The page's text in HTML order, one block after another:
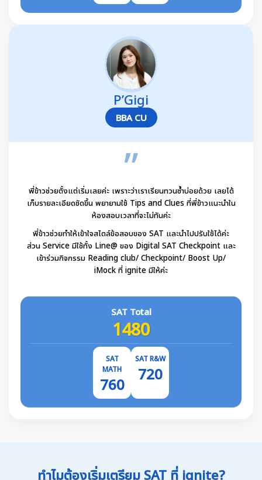
P’Gigi
BBA CU
”
พี่ข้าวช่วยตั้งแต่เริ่มเลยค่ะ เพราะว่าเราเรียนทวนซ้ำบ่อยด้วย เลยได้
เก็บรายละเอียดชัดขึ้น พยายามใช้ Tips and Clues ที่พี่ข้าวแนะนำใน
ห้องสอบเวลาที่จะไม่ทันค่ะ
พี่ข้าวช่วยทำให้เข้าใจสไตล์ข้อสอบของ SAT และนำไปปรับใช้ได้ค่ะ
ส่วน Service มีใช้ทั้ง Line@ ของ Digital SAT Checkpoint และ
เข้าร่วมกิจกรรม Reading club/ Checkpoint/ Boost Up/
iMock ที่ ignite มีให้ค่ะ
SAT Total
1480
SAT
MATH
760
SAT R&W
720
ทำไมต้องเริ่มเตรียม SAT ที่ ignite?